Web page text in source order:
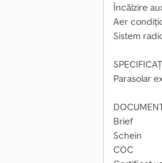
Încălzire
Aer
Sistem
Parasolar
Brief
Schein
COC